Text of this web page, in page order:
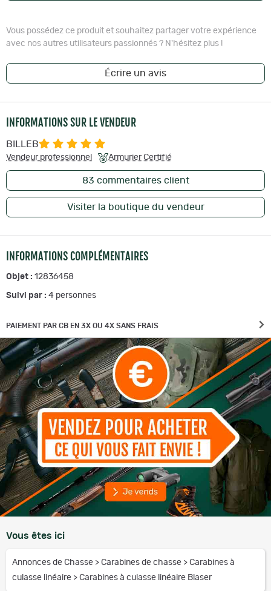
Vous possédez ce produit et souhaitez partager votre expérience
avec nos autres utilisateurs passionnés ? N'hésitez plus !
Écrire un avis
INFORMATIONS SUR LE VENDEUR
BILLEB
Vendeur professionnel Armurier Certifié
83 commentaires client
Visiter la boutique du vendeur
INFORMATIONS COMPLÉMENTAIRES
Objet : 12836458
Suivi par : 4 personnes
PAIEMENT PAR CB EN 3X OU 4X SANS FRAIS
Vous êtes ici
Annonces de Chasse > Carabines de chasse > Carabines à
culasse linéaire > Carabines à culasse linéaire Blaser